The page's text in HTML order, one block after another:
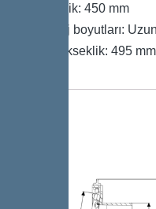
Yükseklik: 450 mm
Ambalaj boyutları:
mm, Yükseklik: 495 mm